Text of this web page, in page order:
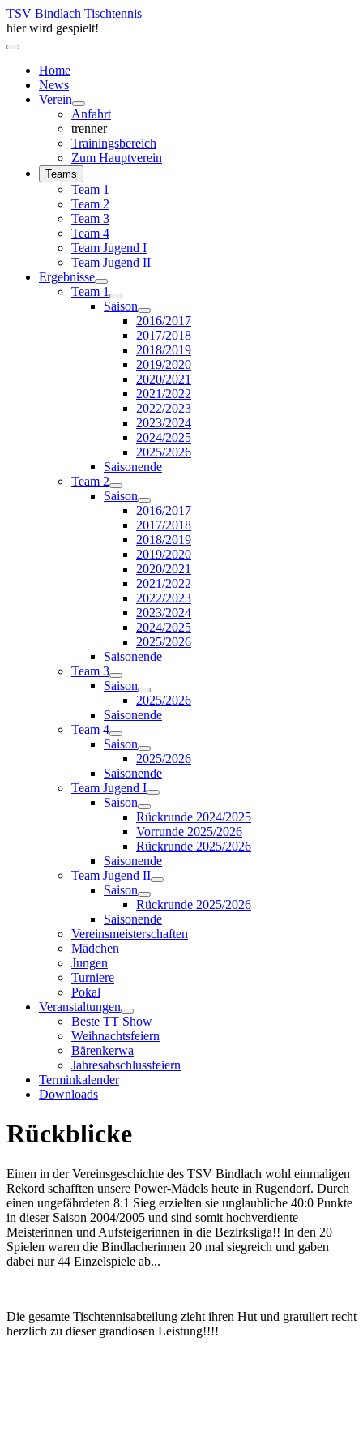
TSV Bindlach Tischtennis
hier wird gespielt!
Home
News
Verein
Anfahrt
trenner
Trainingsbereich
Zum Hauptverein
Teams
Team 1
Team 2
Team 3
Team 4
Team Jugend I
Team Jugend II
Ergebnisse
Team 1
Saison
2016/2017
2017/2018
2018/2019
2019/2020
2020/2021
2021/2022
2022/2023
2023/2024
2024/2025
2025/2026
Saisonende
Team 2
Saison
2016/2017
2017/2018
2018/2019
2019/2020
2020/2021
2021/2022
2022/2023
2023/2024
2024/2025
2025/2026
Saisonende
Team 3
Saison
2025/2026
Saisonende
Team 4
Saison
2025/2026
Saisonende
Team Jugend I
Saison
Rückrunde 2024/2025
Vorrunde 2025/2026
Rückrunde 2025/2026
Saisonende
Team Jugend II
Saison
Rückrunde 2025/2026
Saisonende
Vereinsmeisterschaften
Mädchen
Jungen
Turniere
Pokal
Veranstaltungen
Beste TT Show
Weihnachtsfeiern
Bärenkerwa
Jahresabschlussfeiern
Terminkalender
Downloads
Rückblicke
Einen in der Vereinsgeschichte des TSV Bindlach wohl einmaligen
Rekord schafften unsere Power-Mädels heute in Rugendorf. Durch
einen ungefährdeten 8:1 Sieg erzielten sie unglaubliche 40:0 Punkte
in dieser Saison 2004/2005 und sind somit hochverdiente
Meisterinnen und Aufsteigerinnen in die Bezirksliga!! In den 20
Spielen waren die Bindlacherinnen 20 mal siegreich und gaben
dabei nur 44 Einzelspiele ab...
Die gesamte Tischtennisabteilung zieht ihren Hut und gratuliert recht
herzlich zu dieser grandiosen Leistung!!!!
Jahr
Monat
Jahr
Monat